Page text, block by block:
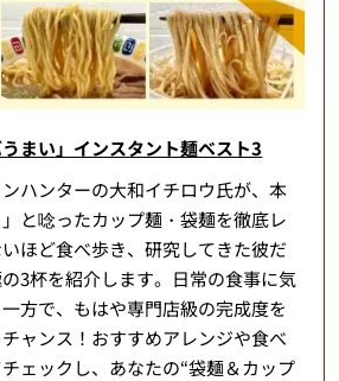
まい」インスタント麺ベスト3
ハンターの大和イチロウ氏が、本
と唸ったカップ麺・袋麺を徹底レ
ほど食べ歩き、研究してきた彼だ
3杯を紹介します。日常の食事に気
方で、もはや専門店級の完成度を
ャンス！おすすめアレンジや食べ
ェックし、あなたの“袋麺＆カップ